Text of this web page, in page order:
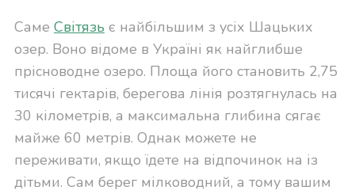
Саме Світязь є найбільшим з усіх Шацьких
озер. Воно відоме в Україні як найглибше
прісноводне озеро. Площа його становить 2,75
тисячі гектарів, берегова лінія розтягнулась на
30 кілометрів, а максимальна глибина сягає
майже 60 метрів. Однак можете не
переживати, якщо їдете на відпочинок на із
дітьми. Сам берег мілководний, а тому вашим